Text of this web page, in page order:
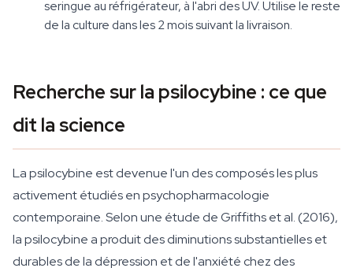
seringue au réfrigérateur, à l'abri des UV. Utilise le reste
de la culture dans les 2 mois suivant la livraison.
Recherche sur la psilocybine : ce que
dit la science
La psilocybine est devenue l'un des composés les plus
activement étudiés en psychopharmacologie
contemporaine. Selon une étude de Griffiths et al. (2016),
la psilocybine a produit des diminutions substantielles et
durables de la dépression et de l'anxiété chez des